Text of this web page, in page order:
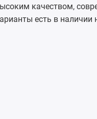
качеством,
есть в наличии